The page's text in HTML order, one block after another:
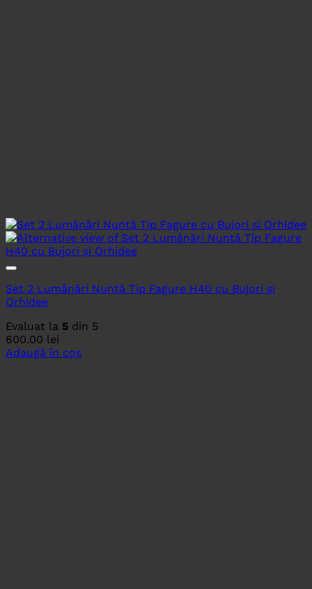
Set 2 Lumânări Nuntă Tip Fagure H40 cu Bujori și
Orhidee
Evaluat la 5 din 5
600.00 lei
Adaugă în coș